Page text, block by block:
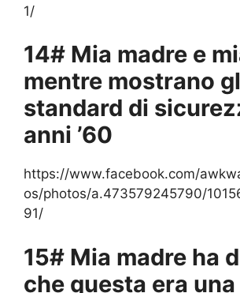
1/
14# Mia madre e
mentre mostrano
standard di
anni ’60
https://www.facebook.com/
os/photos/a.473579245790/
91/
15# Mia madre ha
che questa era